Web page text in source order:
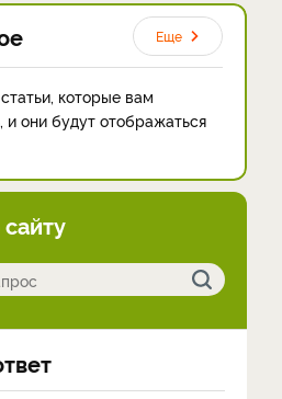
Еще
которые вам
и они будут отображаться